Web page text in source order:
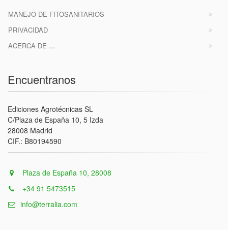
MANEJO DE FITOSANITARIOS
PRIVACIDAD
ACERCA DE ...
Encuentranos
Ediciones Agrotécnicas SL
C/Plaza de España 10, 5 Izda
28008 Madrid
CIF.: B80194590
Plaza de España 10, 28008
+34 91 5473515
info@terralia.com